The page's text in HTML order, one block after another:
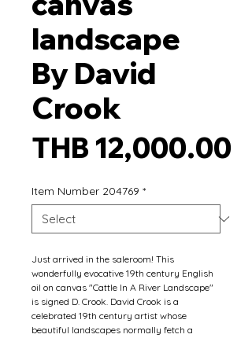
landscape
By David
Crook
THB 12,000.00
Item Number 204769 *
Just arrived in the saleroom! This
wonderfully evocative 19th century English
oil on canvas "Cattle In A River Landscape"
is signed D. Crook. David Crook is a
celebrated 19th century artist whose
beautiful landscapes normally fetch a